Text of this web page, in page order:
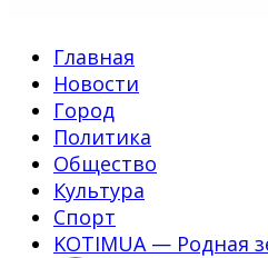
Главная
Новости
Город
Политика
Общество
Культура
Спорт
KOTIMUA — Родная